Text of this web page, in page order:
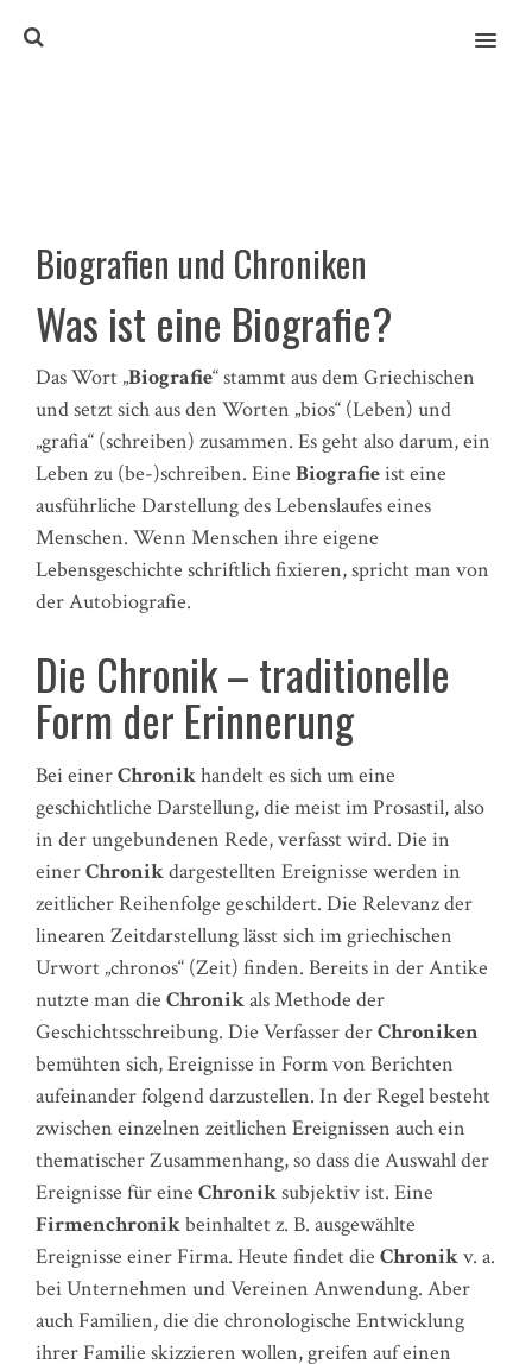
MENU
Biografien und Chroniken
Was ist eine Biografie?
Das Wort „Biografie“ stammt aus dem Griechischen
und setzt sich aus den Worten „bios“ (Leben) und
„grafia“ (schreiben) zusammen. Es geht also darum, ein
Leben zu (be-)schreiben. Eine Biografieist eine
ausführliche Darstellung des Lebenslaufes eines
Menschen. Wenn Menschen ihre eigene
Lebensgeschichte schriftlich fixieren, spricht man von
der Autobiografie.
Die Chronik – traditionelle
Form der Erinnerung
Bei einerChronikhandelt es sich um eine
geschichtliche Darstellung, die meist im Prosastil, also
in der ungebundenen Rede, verfasst wird. Die in
einerChronikdargestellten Ereignisse werden in
zeitlicher Reihenfolge geschildert. Die Relevanz der
linearen Zeitdarstellung lässt sich im griechischen
Urwort „chronos“ (Zeit) finden. Bereits in der Antike
nutzte man die Chronikals Methode der
Geschichtsschreibung. Die Verfasser derChroniken
bemühten sich, Ereignisse in Form von Berichten
aufeinander folgend darzustellen. In der Regel besteht
zwischen einzelnen zeitlichen Ereignissen auch ein
thematischer Zusammenhang, so dass die Auswahl der
Ereignisse für eine Chroniksubjektiv ist. Eine
Firmenchronikbeinhaltet z. B. ausgewählte
Ereignisse einer Firma. Heute findet die Chronikv. a.
bei Unternehmen und Vereinen Anwendung. Aber
auch Familien, die die chronologische Entwicklung
ihrer Familie skizzieren wollen, greifen auf einen